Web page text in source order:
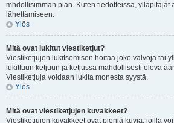
mhdollisimman pian. Kuten tiedotteissa, ylläpitäjät
lähettämiseen.
Ylös
Mitä ovat lukitut viestiketjut?
Viestiketjujen lukitsemisen hoitaa joko valvoja tai
lukittuun ketjuun ja ketjussa mahdollisesti oleva
Viestiketjuja voidaan lukita monesta syystä.
Ylös
Mitä ovat viestiketjujen kuvakkeet?
Viestiketjujen kuvakkeet ovat pieniä kuvia, joilla